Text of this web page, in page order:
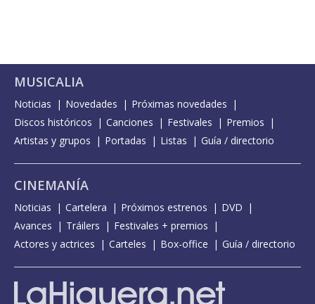
MUSICALIA
Noticias Novedades
Próximas novedades
Discos históricos
Canciones Festivales
Premios
Artistas y grupos
Portadas Listas Guía / directorio
CINEMANÍA
Noticias Cartelera Próximos estrenos
DVD
Avances
Tráilers
Festivales + premios
Actores y actrices
Carteles Box-office Guía / directorio